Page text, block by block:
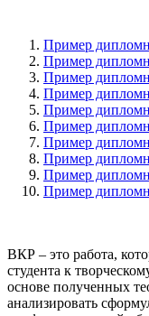
Пример
Пример
Пример
Пример
Пример
Пример
Пример
Пример
Пример
Пример
ВКР – это работа,
студента к
основе полученных
анализировать